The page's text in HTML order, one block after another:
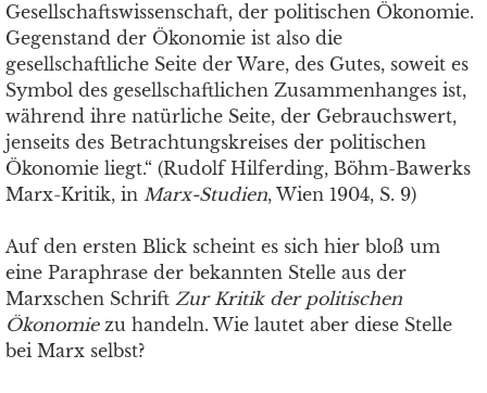
Gesellschaftswissenschaft, der politischen Ökonomie.
Gegenstand der Ökonomie ist also die
gesellschaftliche Seite der Ware, des Gutes, soweit es
Symbol des gesellschaftlichen Zusammenhanges ist,
während ihre natürliche Seite, der Gebrauchswert,
jenseits des Betrachtungskreises der politischen
Ökonomie liegt.“ (Rudolf Hilferding, Böhm-Bawerks
Marx-Kritik, in Marx-Studien, Wien 1904, S. 9)
Auf den ersten Blick scheint es sich hier bloß um
eine Paraphrase der bekannten Stelle aus der
Marxschen Schrift Zur Kritik der politischen
Ökonomie zu handeln. Wie lautet aber diese Stelle
bei Marx selbst?